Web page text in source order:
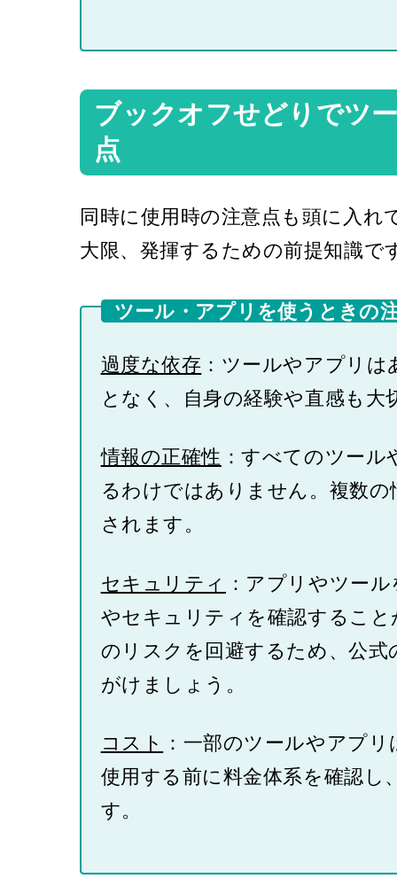
ブックオフせどりでツ
点
同時に使用時の注意点も頭に入
大限、発揮するための前提知識で
ツール・アプリを使うときの
過度な依存 ：ツールやアプリ
となく、自身の経験や直感も
情報の正確性 ：すべてのツー
るわけではありません。複数
されます。
セキュリティ ：アプリやツー
やセキュリティを確認するこ
のリスクを回避するため、公
がけましょう。
コスト ：一部のツールやアプ
使用する前に料金体系を確認し
す。